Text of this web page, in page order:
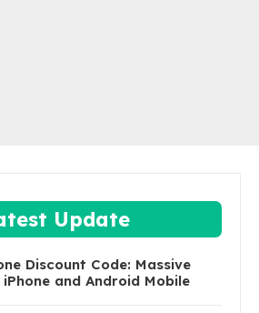
Update
Discount Code: Massive
and Android Mobile